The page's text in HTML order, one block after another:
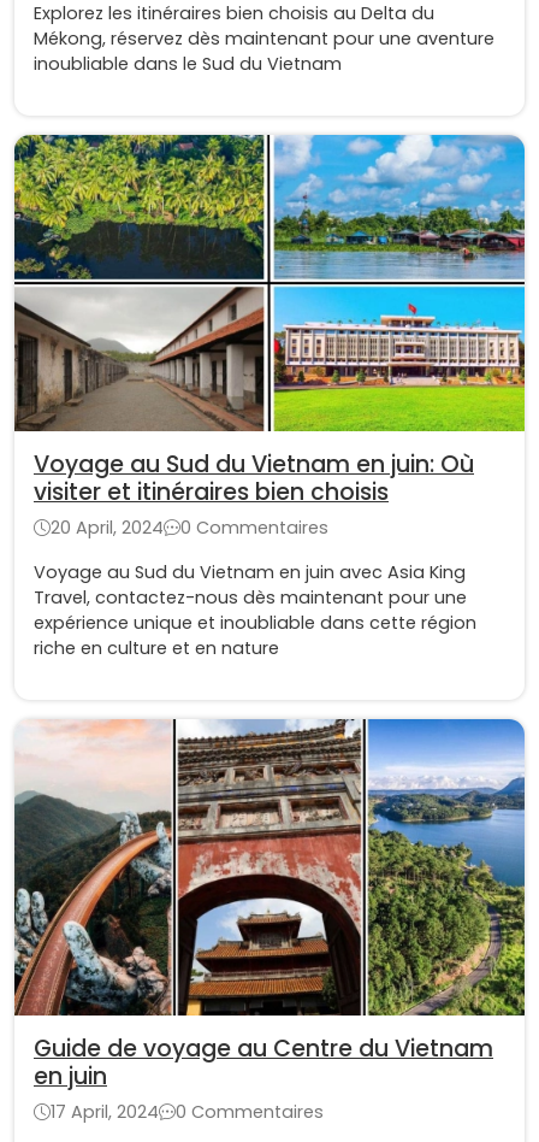
Explorez les itinéraires bien choisis au Delta du
Mékong, réservez dès maintenant pour une aventure
inoubliable dans le Sud du Vietnam
Voyage au Sud du Vietnam en juin: Où
visiter et itinéraires bien choisis
20 April, 2024
0 Commentaires
Voyage au Sud du Vietnam en juin avec Asia King
Travel, contactez-nous dès maintenant pour une
expérience unique et inoubliable dans cette région
riche en culture et en nature
Guide de voyage au Centre du Vietnam
en juin
17 April, 2024
0 Commentaires